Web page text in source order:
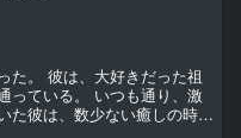
た。 彼は、大好きだった祖
っている。 いつも通り、激
た彼は、数少ない癒しの時間